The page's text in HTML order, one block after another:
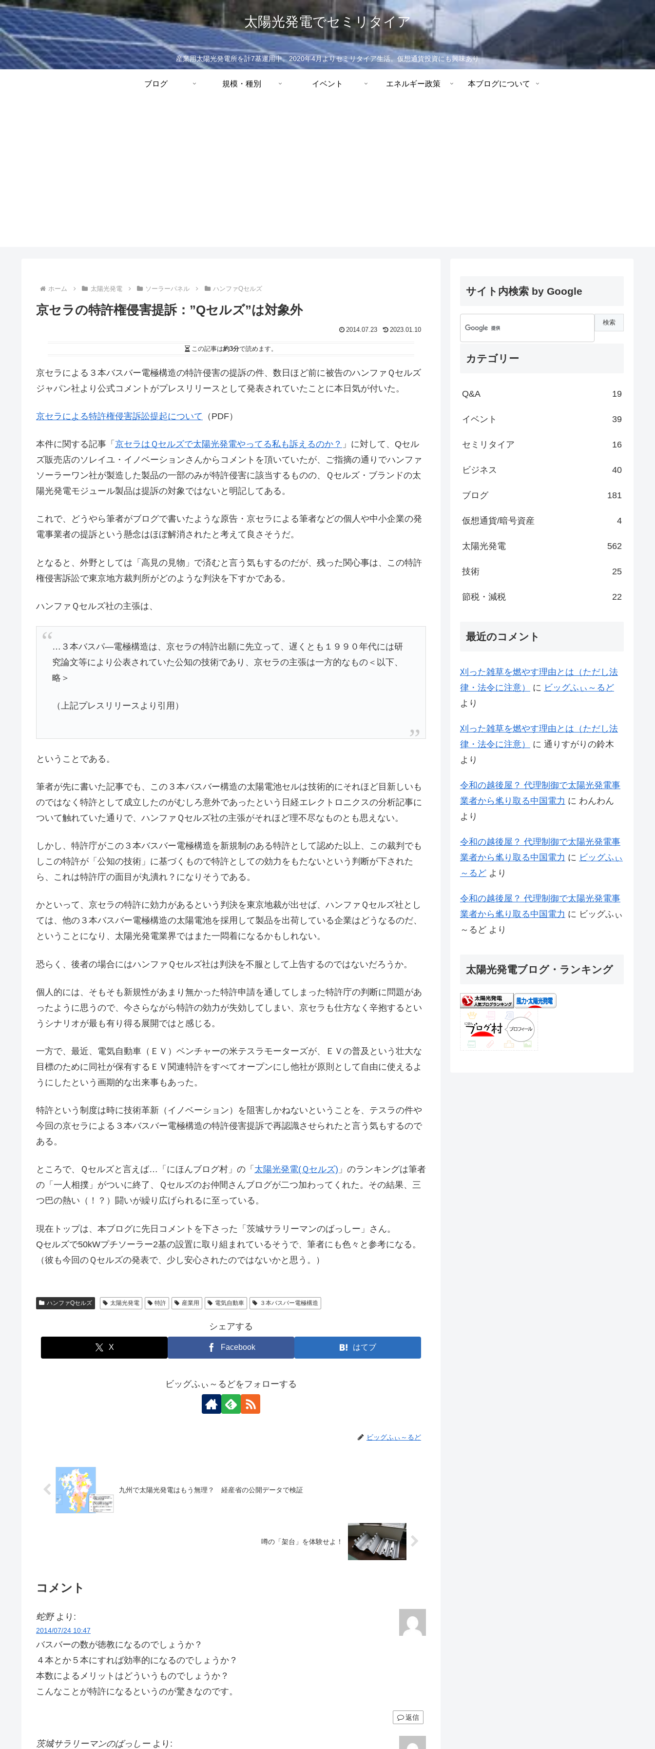
太陽光発電でセミリタイア
産業用太陽光発電所を計7基運用中。2020年4月よりセミリタイア生活。仮想通貨投資にも興味あり
ブログ 規模・種別 イベント エネルギー政策 本ブログについて
ホーム 太陽光発電 ソーラーパネル ハンファQセルズ
京セラの特許権侵害提訴：”Qセルズ”は対象外
2014.07.23 2023.01.10
この記事は約3分で読めます。
京セラによる３本バスバー電極構造の特許侵害の提訴の件、数日ほど前に被告のハンファＱセルズ
ジャパン社より公式コメントがプレスリリースとして発表されていたことに本日気が付いた。
京セラによる特許権侵害訴訟提起について （PDF）
本件に関する記事「 京セラはＱセルズで太陽光発電やってる私も訴えるのか？ 」に対して、Qセル
ズ販売店のソレイユ・イノベーションさんからコメントを頂いていたが、ご指摘の通りでハンファ
ソーラーワン社が製造した製品の一部のみが特許侵害に該当するものの、Ｑセルズ・ブランドの太
陽光発電モジュール製品は提訴の対象ではないと明記してある。
これで、どうやら筆者がブログで書いたような原告・京セラによる筆者などの個人や中小企業の発
電事業者の提訴という懸念はほぼ解消されたと考えて良さそうだ。
となると、外野としては「高見の見物」で済むと言う気もするのだが、残った関心事は、この特許
権侵害訴訟で東京地方裁判所がどのような判決を下すかである。
ハンファＱセルズ社の主張は、
…３本バスパ―電極構造は、京セラの特許出願に先立って、遅くとも１９９０年代には研
究論文等により公表されていた公知の技術であり、京セラの主張は一方的なもの＜以下、
略＞
（上記プレスリリースより引用）
ということである。
筆者が先に書いた記事でも、この３本バスバー構造の太陽電池セルは技術的にそれほど目新しいも
のではなく特許として成立したのがむしろ意外であったという日経エレクトロニクスの分析記事に
ついて触れていた通りで、ハンファＱセルズ社の主張がそれほど理不尽なものとも思えない。
しかし、特許庁がこの３本バスバー電極構造を新規制のある特許として認めた以上、この裁判でも
しこの特許が「公知の技術」に基づくもので特許としての効力をもたないという判断が下された
ら、これは特許庁の面目が丸潰れ？になりそうである。
かといって、京セラの特許に効力があるという判決を東京地裁が出せば、ハンファＱセルズ社とし
ては、他の３本バスバー電極構造の太陽電池を採用して製品を出荷している企業はどうなるのだ、
ということになり、太陽光発電業界ではまた一悶着になるかもしれない。
恐らく、後者の場合にはハンファＱセルズ社は判決を不服として上告するのではないだろうか。
個人的には、そもそも新規性があまり無かった特許申請を通してしまった特許庁の判断に問題があ
ったように思うので、今さらながら特許の効力が失効してしまい、京セラも仕方なく辛抱するとい
うシナリオが最も有り得る展開ではと感じる。
一方で、最近、電気自動車（ＥＶ）ベンチャーの米テスラモーターズが、ＥＶの普及という壮大な
目標のために同社が保有するＥＶ関連特許をすべてオープンにし他社が原則として自由に使えるよ
うにしたという画期的な出来事もあった。
特許という制度は時に技術革新（イノベーション）を阻害しかねないということを、テスラの件や
今回の京セラによる３本バスバー電極構造の特許侵害提訴で再認識させられたと言う気もするので
ある。
ところで、Ｑセルズと言えば…「にほんブログ村」の「 太陽光発電(Ｑセルズ) 」のランキングは筆者
の「一人相撲」がついに終了、Ｑセルズのお仲間さんブログが二つ加わってくれた。その結果、三
つ巴の熱い（！？）闘いが繰り広げられるに至っている。
現在トップは、本ブログに先日コメントを下さった「茨城サラリーマンのばっしー」さん。
Qセルズで50kWプチソーラー2基の設置に取り組まれているそうで、筆者にも色々と参考になる。
（彼も今回のＱセルズの発表で、少し安心されたのではないかと思う。）
ハンファQセルズ 太陽光発電 特許 産業用 電気自動車 ３本バスバー電極構造
シェアする
X Facebook はてブ
ビッグふぃ～るどをフォローする
ビッグふぃ～るど
九州で太陽光発電はもう無理？ 経産省の公開データで検証
噂の「架台」を体験せよ！
コメント
蛇野 より:
2014/07/24 10:47
バスバーの数が徳教になるのでしょうか？
４本とか５本にすれば効率的になるのでしょうか？
本数によるメリットはどういうものでしょうか？
こんなことが特許になるというのが驚きなのです。
返信
茨城サラリーマンのばっしー より:
サイト内検索 by Google
カテゴリー
Q&A 19
イベント 39
セミリタイア 16
ビジネス 40
ブログ 181
仮想通貨/暗号資産 4
太陽光発電 562
技術 25
節税・減税 22
最近のコメント
刈った雑草を燃やす理由とは（ただし法
律・法令に注意）
に ビッグふぃ～るど
より
刈った雑草を燃やす理由とは（ただし法
律・法令に注意）
に 通りすがりの鈴木
より
令和の越後屋？ 代理制御で太陽光発電事
業者から毟り取る中国電力 に わんわん
より
令和の越後屋？ 代理制御で太陽光発電事
業者から毟り取る中国電力 に ビッグふぃ
～るど より
令和の越後屋？ 代理制御で太陽光発電事
業者から毟り取る中国電力 に ビッグふぃ
～るど より
太陽光発電ブログ・ランキング